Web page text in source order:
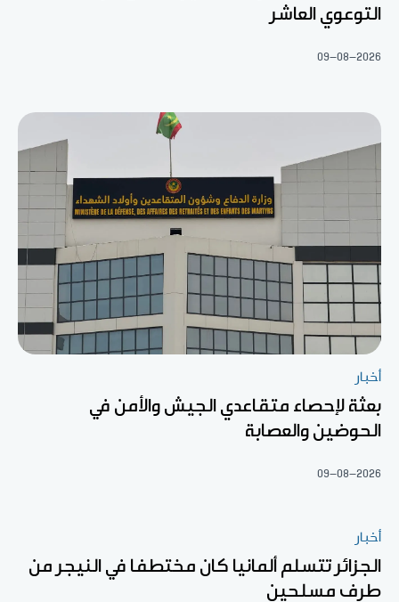
التوعوي العاشر
09-08-2026
أخبار
بعثة لإحصاء متقاعدي الجيش والأمن في
الحوضين والعصابة
09-08-2026
أخبار
الجزائر تتسلم ألمانيا كان مختطفا في النيجر من
طرف مسلحين